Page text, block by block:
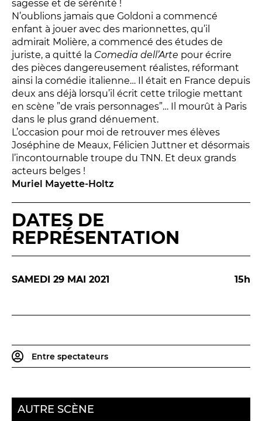
LES ACTIONS PÉDAGOGIQUES
Lettres à... [8 édition]
Les Spectacles itinérants
Moulins en scène
Autour des spectacles
Visites
INFOS PRATIQUES
NOS SALLES
LES FRANCISCAINS LA CUISINE
Accueil & horaires
sagesse et de sérénité !
N’oublions jamais que Goldoni a commencé
enfant à jouer avec des marionnettes, qu’il
admirait Molière, a commencé des études de
juriste, a quitté la Comedia dell’Arte pour écrire
des pièces dangereusement réalistes, réformant
ainsi la comédie italienne… Il était en France depuis
deux ans déjà lorsqu’il écrit cette trilogie mettant
en scène ”de vrais personnages”… Il mourût à Paris
dans le plus grand dénuement.
L’occasion pour moi de retrouver mes élèves
Joséphine de Meaux, Félicien Juttner et désormais
l’incontournable troupe du TNN. Et deux grands
acteurs belges !
Muriel Mayette-Holtz
DATES DE
REPRÉSENTATION
SAMEDI 29 MAI 2021 15h
Entre spectateurs
AUTRE SCÈNE